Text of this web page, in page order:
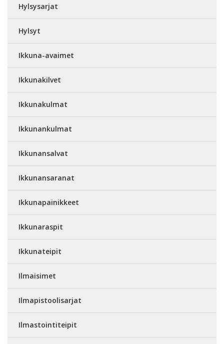
Hylsysarjat
Hylsyt
Ikkuna-avaimet
Ikkunakilvet
Ikkunakulmat
Ikkunankulmat
Ikkunansalvat
Ikkunansaranat
Ikkunapainikkeet
Ikkunaraspit
Ikkunateipit
Ilmaisimet
Ilmapistoolisarjat
Ilmastointiteipit